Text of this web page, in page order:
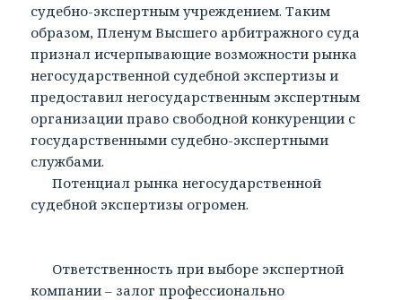
судебно-экспертным учреждением. Таким
образом, Пленум Высшего арбитражного суда
признал исчерпывающие возможности рынка
негосударственной судебной экспертизы и
предоставил негосударственным экспертным
организации право свободной конкуренции с
государственными судебно-экспертными
службами.
Потенциал рынка негосударственной
судебной экспертизы огромен.
Ответственность при выборе экспертной
компании – залог профессионально